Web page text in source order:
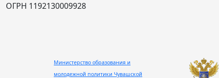
ОГРН 1192130009928
Министерство образования и
молодежной политики Чувашской